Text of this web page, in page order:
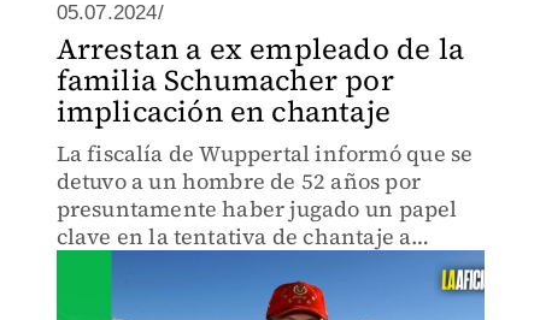
05.07.2024/
Arrestan a ex empleado de la
familia Schumacher por
implicación en chantaje
La fiscalía de Wuppertal informó que se
detuvo a un hombre de 52 años por
presuntamente haber jugado un papel
clave en la tentativa de chantaje a
personas cercanas a la familia del ex